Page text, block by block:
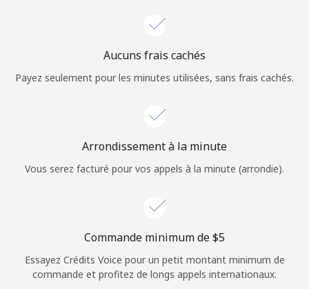
ou
Continue avec
Aucuns frais cachés
Payez seulement pour les minutes utilisées, sans frais cachés.
Arrondissement à la minute
Vous serez facturé pour vos appels à la minute (arrondie).
Commande minimum de ⁦$5⁩
Essayez Crédits Voice pour un petit montant minimum de
commande et profitez de longs appels internationaux.